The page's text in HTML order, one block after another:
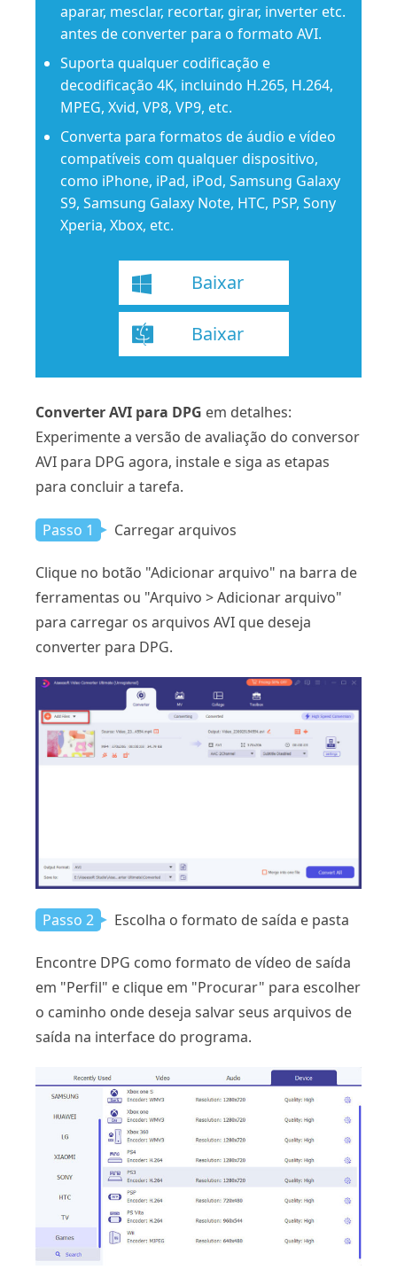
aparar, mesclar, recortar, girar, inverter etc.
antes de converter para o formato AVI.
Suporta qualquer codificação e
decodificação 4K, incluindo H.265, H.264,
MPEG, Xvid, VP8, VP9, ​​etc.
Converta para formatos de áudio e vídeo
compatíveis com qualquer dispositivo,
como iPhone, iPad, iPod, Samsung Galaxy
S9, Samsung Galaxy Note, HTC, PSP, Sony
Xperia, Xbox, etc.
Baixar
Baixar
Converter AVI para DPG em detalhes:
Experimente a versão de avaliação do conversor
AVI para DPG agora, instale e siga as etapas
para concluir a tarefa.
Passo 1 Carregar arquivos
Clique no botão "Adicionar arquivo" na barra de
ferramentas ou "Arquivo > Adicionar arquivo"
para carregar os arquivos AVI que deseja
converter para DPG.
Passo 2 Escolha o formato de saída e pasta
Encontre DPG como formato de vídeo de saída
em "Perfil" e clique em "Procurar" para escolher
o caminho onde deseja salvar seus arquivos de
saída na interface do programa.